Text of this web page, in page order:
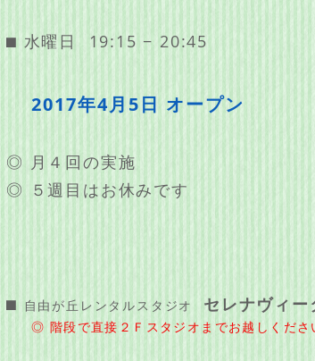
⬛︎ 水曜日 19:15 − 20:45
2017年4月5日 オープン
◎ 月４回の実施
◎ ５週目はお休みです
⬛︎ 自由が丘レンタルスタジオ セレナヴィー
◎ 階段で直接２Ｆスタジオまでお越しくださ